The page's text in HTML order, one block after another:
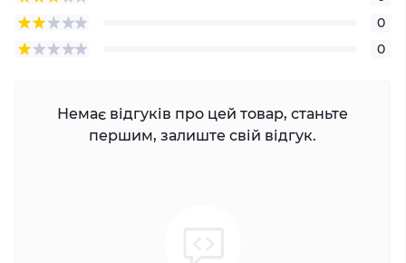
0
0
Немає відгуків про цей товар, станьте
першим, залиште свій відгук.